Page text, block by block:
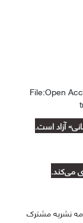
آزاد است.
می‌کند.
نشریه مشترک